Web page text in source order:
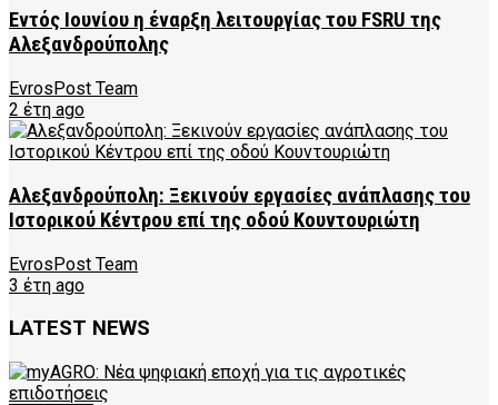
Εντός Ιουνίου η έναρξη λειτουργίας του FSRU της
Αλεξανδρούπολης
EvrosPost Team
2 έτη ago
Αλεξανδρούπολη: Ξεκινούν εργασίες ανάπλασης του
Ιστορικού Κέντρου επί της οδού Κουντουριώτη
EvrosPost Team
3 έτη ago
LATEST NEWS